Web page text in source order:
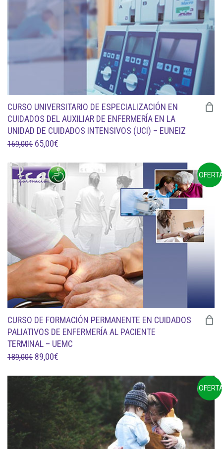
CURSO UNIVERSITARIO DE ESPECIALIZACIÓN EN
CUIDADOS DEL AUXILIAR DE ENFERMERÍA EN LA
UNIDAD DE CUIDADOS INTENSIVOS (UCI) – EUNEIZ
169,00€ EL
ORIGINAL
ERA:
169,00€.
65,00€
ACTUAL
ES:
65,00€.
CURSO DE FORMACIÓN PERMANENTE EN CUIDADOS
PALIATIVOS DE ENFERMERÍA AL PACIENTE
TERMINAL – UEMC
189,00€ EL
ORIGINAL
ERA:
189,00€.
89,00€
ACTUAL
ES:
89,00€.